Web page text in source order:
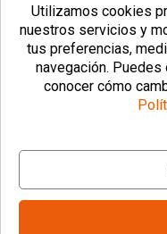
© Copyright 2026
Política de Privacidad|
Utilizamos cookies
nuestros servicios y
tus preferencias,
navegación. Puedes
conocer cómo